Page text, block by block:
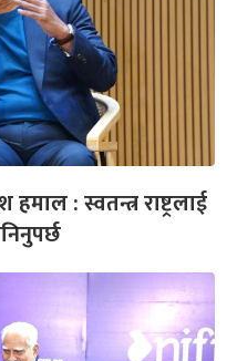
: स्वतन्त्र राष्ट्रलाई